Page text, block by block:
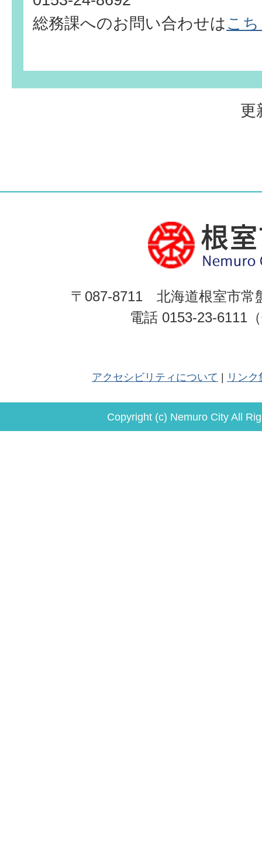
総務課へのお問い合わせはこ
更
〒087-8711 北海道根室市常
電話 0153-23-6111
アクセシビリティについて リンク
Copyright (c) Nemuro City All